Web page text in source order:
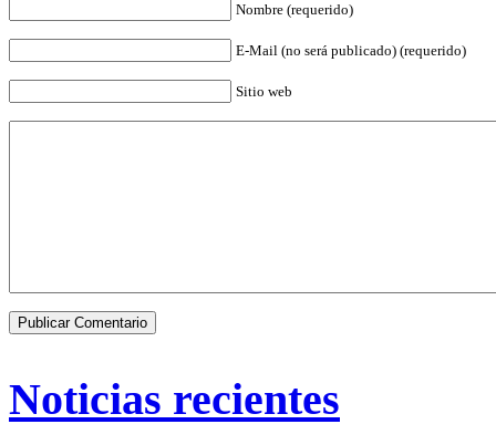
Nombre (requerido)
E-Mail (no será publicado) (requerido)
Sitio web
Noticias recientes